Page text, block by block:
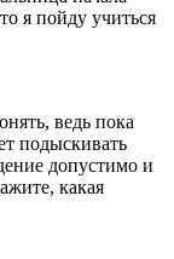
я пойду учиться
ведь пока
подыскивать
допустимо и
какая